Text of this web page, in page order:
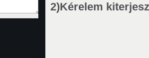
2)Kérelem